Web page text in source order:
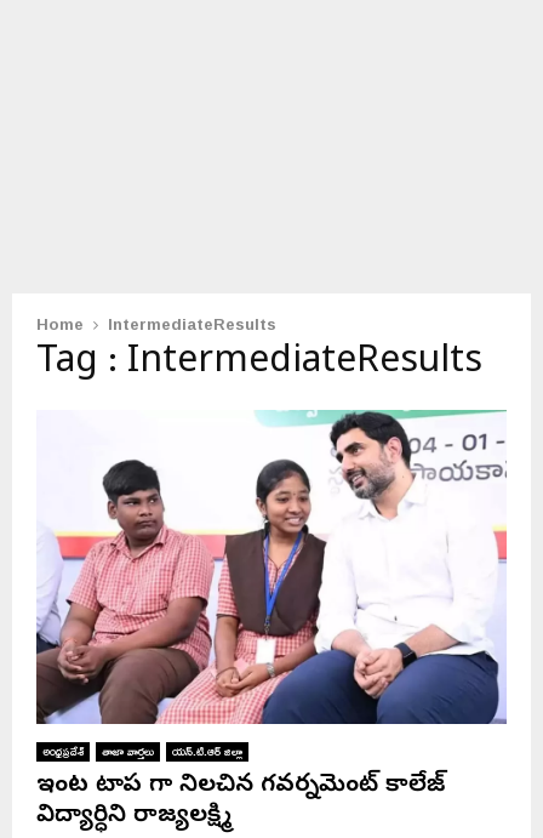
Home IntermediateResults
Tag : IntermediateResults
అంధ్రప్రదేశ్ తాజా వార్తలు యన్.టి.ఆర్ జిల్లా
ఇంటర్ టాపర్ గా నిలచిన గవర్నమెంట్ కాలేజ్
విద్యార్ధిని రాజ్యలక్ష్మి